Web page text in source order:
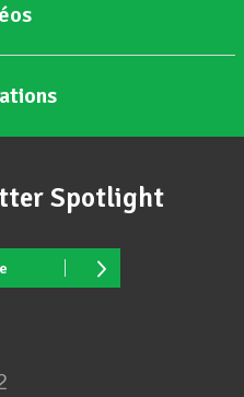
Spotlight